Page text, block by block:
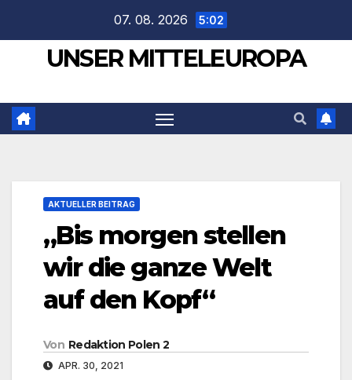
springen
07. 08. 2026 5:02
UNSER MITTELEUROPA
AKTUELLER BEITRAG
„Bis morgen stellen
wir die ganze Welt
auf den Kopf“
Von Redaktion Polen 2
APR. 30, 2021